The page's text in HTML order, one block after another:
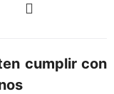
cumplir con